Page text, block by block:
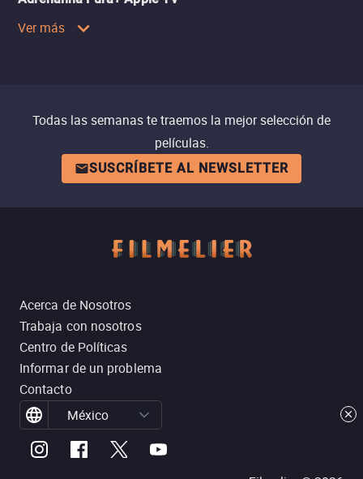
Ver más
Todas las semanas te traemos la mejor selección de
películas.
SUSCRÍBETE AL NEWSLETTER
Acerca de Nosotros
Trabaja con nosotros
Centro de Políticas
Informar de un problema
Contacto
México